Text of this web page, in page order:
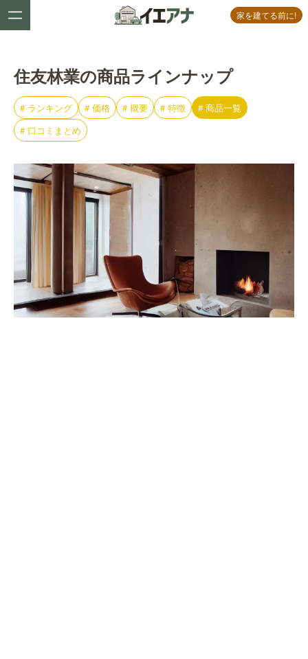
家を建てる前に!
住友林業の商品ラインナップ
# ランキング # 価格 # 概要 # 特徴 # 商品一覧
# 口コミまとめ